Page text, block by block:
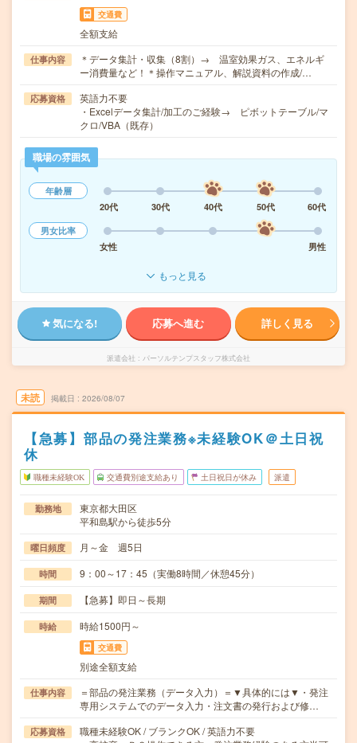
交通費
全額支給
仕事内容
＊データ集計・収集（8割）→ 温室効果ガス、エネルギ
ー消費量など！＊操作マニュアル、解説資料の作成/…
応募資格
英語力不要
・Excelデータ集計/加工のご経験→ ピボットテーブル/マ
クロ/VBA（既存）
職場の雰囲気
年齢層
20代
30代 40代 50代
60代
男女比率
女性
男性
もっと見る
気になる! 応募へ進む 詳しく見る
派遣会社 パーソルテンプスタッフ株式会社
未読 掲載日 2026/08/07
【急募】部品の発注業務※未経験OK＠土日祝
休
職種未経験OK 交通費別途支給あり 土日祝日が休み 派遣
勤務地
東京都大田区
平和島駅から徒歩5分
曜日頻度 月～金 週5日
時間 9：00～17：45（実働8時間／休憩45分）
期間 【急募】即日～長期
時給 時給1500円～
交通費
別途全額支給
仕事内容
＝部品の発注業務（データ入力）＝▼具体的には▼・発注
専用システムでのデータ入力・注文書の発行および修…
応募資格
職種未経験OK / ブランクOK / 英語力不要